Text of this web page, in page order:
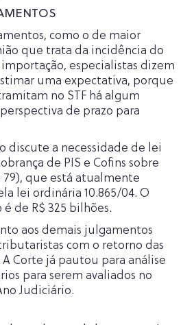
como o de maior
que trata da incidência do
importação, especialistas dizem
uma expectativa, porque
no STF há algum
de prazo para
discute a necessidade de lei
de PIS e Cofins sobre
que está atualmente
lei ordinária 10.865/04. O
de R$ 325 bilhões.
aos demais julgamentos
com o retorno das
A Corte já pautou para análise
para serem avaliados no
Judiciário.